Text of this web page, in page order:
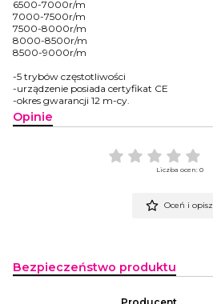
6500-7000r/m
7000-7500r/m
7500-8000r/m
8000-8500r/m
8500-9000r/m
-5 trybów częstotliwości
-urządzenie posiada certyfikat CE
-okres gwarancji 12 m-cy.
Opinie
Liczba ocen: 0
Oceń i opisz
Bezpieczeństwo produktu